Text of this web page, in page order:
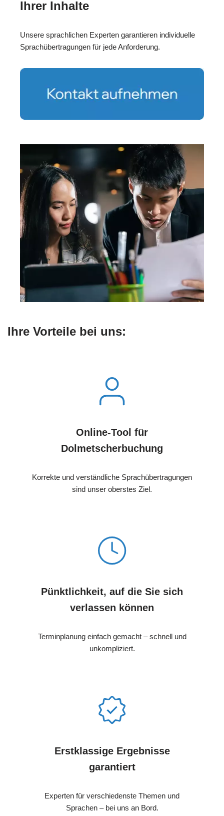
Ihrer Inhalte
Unsere sprachlichen Experten garantieren individuelle
Sprachübertragungen für jede Anforderung.
Ihre Vorteile bei uns:
Online-Tool für
Dolmetscherbuchung
Korrekte und verständliche Sprachübertragungen
sind unser oberstes Ziel.
Pünktlichkeit, auf die Sie sich
verlassen können
Terminplanung einfach gemacht – schnell und
unkompliziert.
Erstklassige Ergebnisse
garantiert
Experten für verschiedenste Themen und
Sprachen – bei uns an Bord.